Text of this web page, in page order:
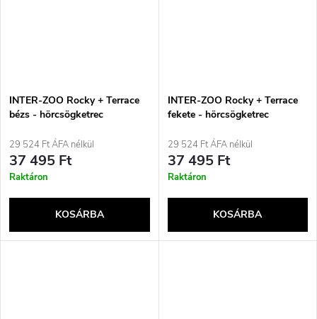
INTER-ZOO Rocky + Terrace
bézs - hörcsögketrec
29 524 Ft ÁFA nélkül
37 495 Ft
Raktáron
KOSÁRBA
INTER-ZOO Rocky + Terrace
fekete - hörcsögketrec
29 524 Ft ÁFA nélkül
37 495 Ft
Raktáron
KOSÁRBA